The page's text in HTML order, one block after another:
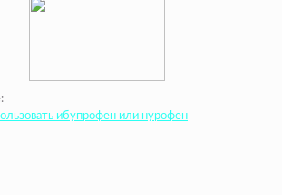
ибупрофен или нурофен